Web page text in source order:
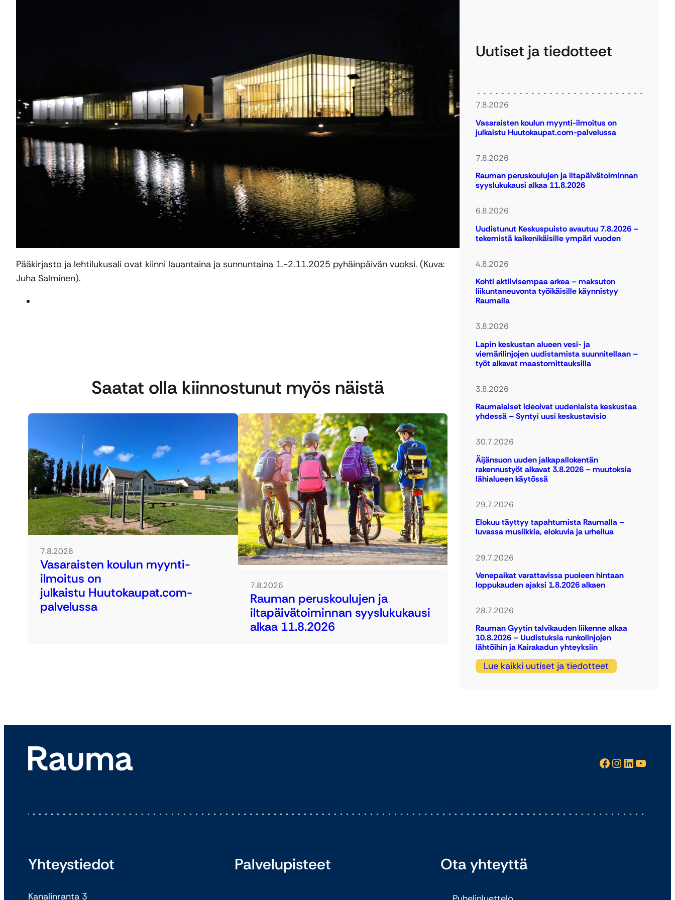
Pääkirjasto ja lehtilukusali ovat kiinni lauantaina ja sunnuntaina 1.-2.11.2025 pyhäinpäivän vuoksi. (Kuva:
Juha Salminen).
Saatat olla kiinnostunut myös näistä
7.8.2026
Vasaraisten koulun myynti-
ilmoitus on
julkaistu Huutokaupat.com-
palvelussa
7.8.2026
Rauman peruskoulujen ja
iltapäivätoiminnan syyslukukausi
alkaa 11.8.2026
Uutiset ja tiedotteet
7.8.2026
Vasaraisten koulun myynti-ilmoitus on
julkaistu Huutokaupat.com-palvelussa
7.8.2026
Rauman peruskoulujen ja iltapäivätoiminnan
syyslukukausi alkaa 11.8.2026
6.8.2026
Uudistunut Keskuspuisto avautuu 7.8.2026 –
tekemistä kaikenikäisille ympäri vuoden
4.8.2026
Kohti aktiivisempaa arkea – maksuton
liikuntaneuvonta työikäisille käynnistyy
Raumalla
3.8.2026
Lapin keskustan alueen vesi- ja
viemärilinjojen uudistamista suunnitellaan –
työt alkavat maastomittauksilla
3.8.2026
Raumalaiset ideoivat uudenlaista keskustaa
yhdessä – Syntyi uusi keskustavisio
30.7.2026
Äijänsuon uuden jalkapallokentän
rakennustyöt alkavat 3.8.2026 – muutoksia
lähialueen käytössä
29.7.2026
Elokuu täyttyy tapahtumista Raumalla –
luvassa musiikkia, elokuvia ja urheilua
29.7.2026
Venepaikat varattavissa puoleen hintaan
loppukauden ajaksi 1.8.2026 alkaen
28.7.2026
Rauman Gyytin talvikauden liikenne alkaa
10.8.2026 – Uudistuksia runkolinjojen
lähtöihin ja Kairakadun yhteyksiin
Lue kaikki uutiset ja tiedotteet
Facebook InstagramLinkedIn YouTube
Yhteystiedot
Kanalinranta 3
Palvelupisteet Ota yhteyttä